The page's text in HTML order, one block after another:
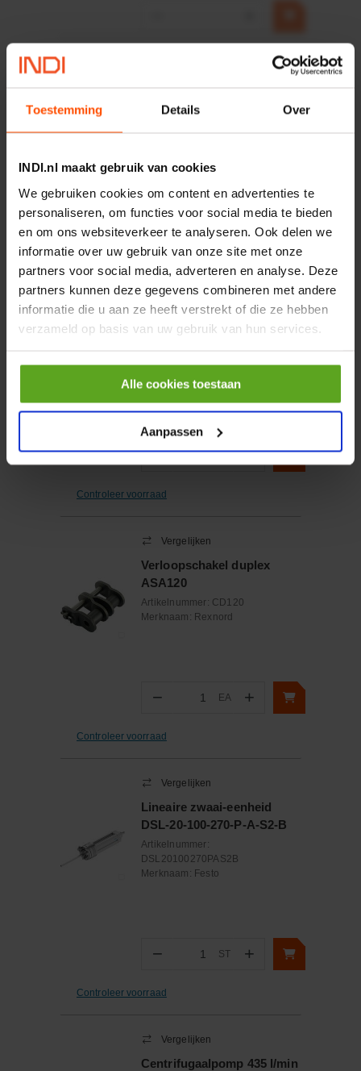
Toestemming Details Over
INDI.nl maakt gebruik van cookies
We gebruiken cookies om content en advertenties te
personaliseren, om functies voor social media te bieden
en om ons websiteverkeer te analyseren. Ook delen we
informatie over uw gebruik van onze site met onze
partners voor social media, adverteren en analyse. Deze
partners kunnen deze gegevens combineren met andere
informatie die u aan ze heeft verstrekt of die ze hebben
verzameld op basis van uw gebruik van hun services.
Alle cookies toestaan
Aanpassen
HP 12 MOTOR B14 380VAC
Artikelnummer:OK9HPA1240
Merknaam:Emmegi
− +
Onlangs bekeken:
Vergelijken
Stuurstroomkabel FLEXY-
− Aantal
MTR +
Controleer voorraad
Vergelijken
Verloopschakel duplex
ASA120
Artikelnummer: CD120
Merknaam: Rexnord
− Aantal
EA +
Controleer voorraad
Vergelijken
Lineaire zwaai-eenheid
DSL-20-100-270-P-A-S2-B
Artikelnummer:
DSL20100270PAS2B
Merknaam: Festo
− Aantal
ST +
Controleer voorraad
Vergelijken
Centrifugaalpomp 435 l/min